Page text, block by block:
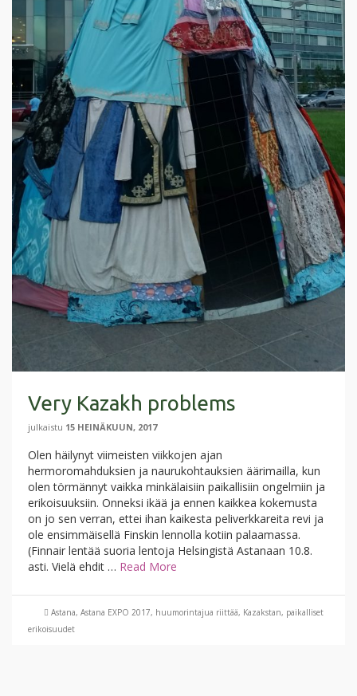
Very Kazakh problems
julkaistu 15 HEINÄKUUN, 2017
Olen häilynyt viimeisten viikkojen ajan
hermoromahduksien ja naurukohtauksien äärimailla, kun
olen törmännyt vaikka minkälaisiin paikallisiin ongelmiin ja
erikoisuuksiin. Onneksi ikää ja ennen kaikkea kokemusta
on jo sen verran, ettei ihan kaikesta peliverkkareita revi ja
ole ensimmäisellä Finskin lennolla kotiin palaamassa.
(Finnair lentää suoria lentoja Helsingistä Astanaan 10.8.
asti. Vielä ehdit … Read More
Astana, Astana EXPO 2017, huumorintajua riittää, Kazakstan, paikalliset
erikoisuudet